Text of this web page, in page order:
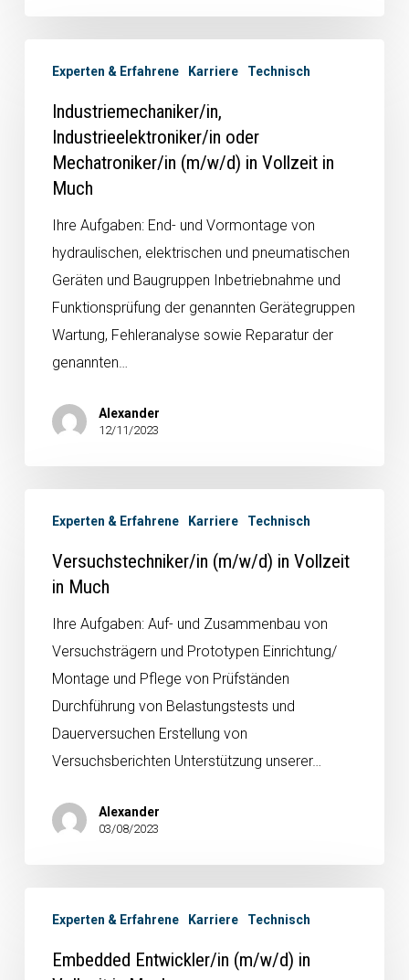
Experten & Erfahrene Karriere Technisch
Industriemechaniker/in,
Industrieelektroniker/in oder
Mechatroniker/in (m/w/d) in Vollzeit in
Much
Ihre Aufgaben: End- und Vormontage von
hydraulischen, elektrischen und pneumatischen
Geräten und Baugruppen Inbetriebnahme und
Funktionsprüfung der genannten Gerätegruppen
Wartung, Fehleranalyse sowie Reparatur der
genannten…
Alexander
12/11/2023
Experten & Erfahrene Karriere Technisch
Versuchstechniker/in (m/w/d) in Vollzeit
in Much
Ihre Aufgaben: Auf- und Zusammenbau von
Versuchsträgern und Prototypen Einrichtung/
Montage und Pflege von Prüfständen
Durchführung von Belastungstests und
Dauerversuchen Erstellung von
Versuchsberichten Unterstützung unserer…
Alexander
03/08/2023
Experten & Erfahrene Karriere Technisch
Embedded Entwickler/in (m/w/d) in